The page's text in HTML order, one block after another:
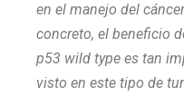
en el manejo del
concreto, el beneficio
p53 wild type es tan
visto en este tipo de